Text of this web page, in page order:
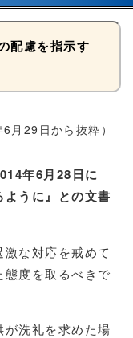
配慮を指示す
月29日から抜粋）
年6月28日に
ように』との文書
な対応を戒めて
度を取るべきで
洗礼を求めた場